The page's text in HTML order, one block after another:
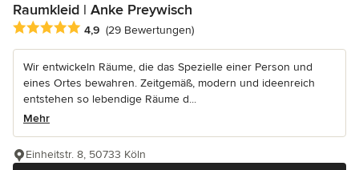
Raumkleid | Anke Preywisch
Durchschnittliche Bewertung: 4.9 von 5 Sternen
4,9 (29 Bewertungen)
Wir entwickeln Räume, die das Spezielle einer Person und
eines Ortes bewahren. Zeitgemäß, modern und ideenreich
entstehen so lebendige Räume d...
Mehr
Einheitstr. 8, 50733 Köln